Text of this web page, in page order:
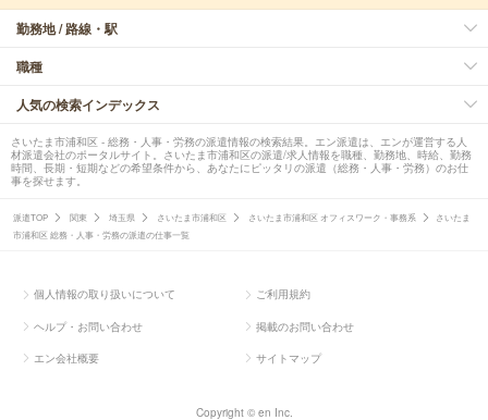
勤務地 / 路線・駅
職種
人気の検索インデックス
さいたま市浦和区 - 総務・人事・労務の派遣情報の検索結果。エン派遣は、エンが運営する人
材派遣会社のポータルサイト。さいたま市浦和区の派遣/求人情報を職種、勤務地、時給、勤務
時間、長期・短期などの希望条件から、あなたにピッタリの派遣（総務・人事・労務）のお仕
事を探せます。
派遣TOP 関東 埼玉県 さいたま市浦和区 さいたま市浦和区 オフィスワーク・事務系
さいたま
市浦和区 総務・人事・労務の派遣の仕事一覧
個人情報の取り扱いについて ご利用規約
ヘルプ・お問い合わせ 掲載のお問い合わせ
エン会社概要 サイトマップ
Copyright © en Inc.